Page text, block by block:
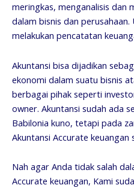
meringkas, menganalisis dan
dalam bisnis dan
melakukan pencatatan
Akuntansi bisa dijadikan
ekonomi dalam suatu bisnis
berbagai pihak seperti
owner. Akuntansi sudah ada
Babilonia kuno, tetapi pada
Akuntansi Accurate keuangan
Nah agar Anda tidak salah
Accurate keuangan, Kami